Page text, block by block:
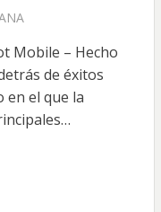
Mobile – Hecho
de éxitos
en el que la